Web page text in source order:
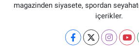
magazinden siyasete, spordan
içerikler.